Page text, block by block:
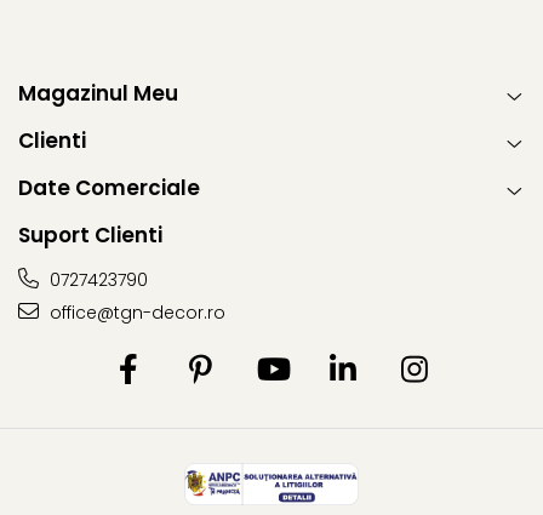
Magazinul Meu
Clienti
Date Comerciale
Suport Clienti
0727423790
office@tgn-decor.ro